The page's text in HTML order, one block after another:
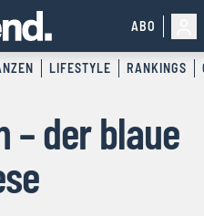
ABO
LIFESTYLE RANKINGS
– der blaue